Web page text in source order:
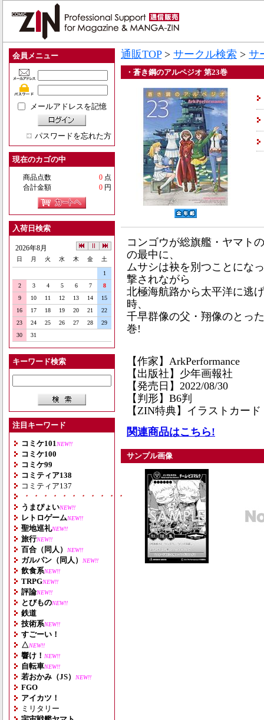
会員メニュー
メールアドレスを記憶
パスワードを忘れた方
現在のカゴの中
商品点数 0 点
合計金額
0 円
入荷日検索
2026年8月
日 月 火 水 木 金 土
1
2
3 4 5 6 7
8
9
10 11 12 13 14
15
16
17 18 19 20 21
22
23
24 25 26 27 28
29
30
31
キーワード検索
注目キーワード
コミケ101 NEW!!
コミケ100
コミケ99
コミティア138
コミティア137
・・・・・・・・・・・・・・・・・・・
うまぴょいNEW!!
レトロゲームNEW!!
聖地巡礼NEW!!
旅行NEW!!
百合（同人） NEW!!
ガルパン（同人） NEW!!
飲食系NEW!!
TRPGNEW!!
評論NEW!!
とびものNEW!!
鉄道
技術系NEW!!
すごーい！
△NEW!!
響け！ NEW!!
自転車NEW!!
若おかみ（JS） NEW!!
FGO
アイカツ！
ミリタリー
通販TOP> サークル検索 > サ
・蒼き鋼のアルペジオ 第23巻
コンゴウが総旗艦・ヤマト
の最中に、
ムサシは袂を別つことにな
撃されながら
北極海航路から太平洋に逃
時、
千早群像の父・翔像のとっ
巻!
【作家】ArkPerformance
【出版社】少年画報社
【発売日】2022/08/30
【判形】B6判
【ZIN特典】イラストカード
関連商品はこちら!
サンプル画像